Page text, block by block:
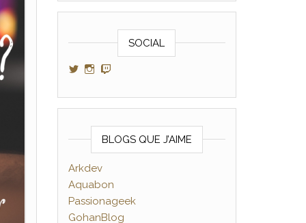
SOCIAL
Voir le profil de GamerAltris sur Twitter
Voir le profil de GamerAltris sur Instagram
Voir le profil de Gameraltris sur Twitch
BLOGS QUE J’AIME
Arkdev
Aquabon
Passionageek
GohanBlog